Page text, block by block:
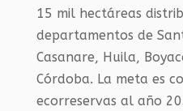
15 mil hectáreas
departamentos de
Casanare, Huila,
Córdoba. La meta es
ecorreservas al año